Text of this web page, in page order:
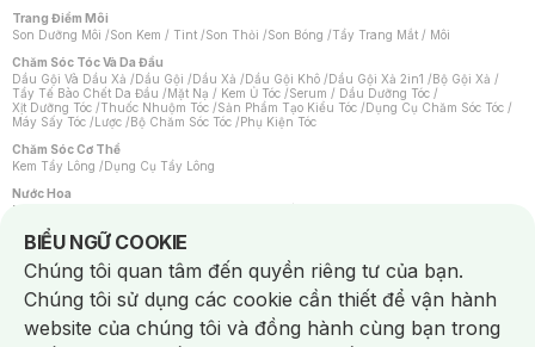
Trang Điểm Môi
Son Dưỡng Môi /Son Kem / Tint /Son Thỏi /Son Bóng /Tẩy Trang Mắt / Môi
Chăm Sóc Tóc Và Da Đầu
Dầu Gội Và Dầu Xả /Dầu Gội /Dầu Xả /Dầu Gội Khô /Dầu Gội Xả 2in1 /Bộ Gội Xả /
Tẩy Tế Bào Chết Da Đầu /Mặt Nạ / Kem Ủ Tóc /Serum / Dầu Dưỡng Tóc /
Xịt Dưỡng Tóc /Thuốc Nhuộm Tóc /Sản Phẩm Tạo Kiểu Tóc /Dụng Cụ Chăm Sóc Tóc /
Máy Sấy Tóc /Lược /Bộ Chăm Sóc Tóc /Phụ Kiện Tóc
Chăm Sóc Cơ Thể
Kem Tẩy Lông /Dụng Cụ Tẩy Lông
Nước Hoa
Nước Hoa Nữ
Chăm Sóc Cá Nhân
Chống Muỗi /Khẩu Trang /Máy Massage/Mặt Nạ Xông Hơi /Nước Rửa Tay/
Sản Phẩm Chăm Sóc Khác /Bàn Chải Đánh Răng /Bàn Chải Điện/
Hỗ Trợ Trắng Răng/Kem Đánh Răng /Máy Tăm Nước/ Nước Súc Miệng/
Tăm / Chỉ Nha Khoa/ Xịt Thơm Miệng / Dung Dịch Vệ Sinh/Dưỡng Vùng Kín/
Khăn Ướt Vệ Sinh Vùng Kín/Băng Vệ Sinh/Tampon/Bọt Cạo Râu /Dao Cạo Râu/
Máy Cạo Râu
BIỂU NGỮ COOKIE
Notice about cookies usage
Chúng tôi quan tâm đến quyền riêng tư của bạn.
Chúng tôi sử dụng các cookie cần thiết để vận hành
website của chúng tôi và đồng hành cùng bạn trong